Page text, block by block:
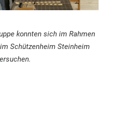
konnten sich im Rahmen
Schützenheim Steinheim